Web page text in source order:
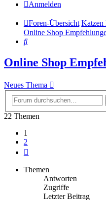
Anmelden
Foren-Übersicht Katzen
Online Shop
Suche
Online Shop
Neues Thema
22 Themen
1
2
Themen
Antworten
Zugriffe
Letzter Beitrag